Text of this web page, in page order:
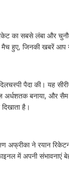
सबसे लंबा और
मैच हुए, जिनकी खबरें आप
पैदा की। यह
अर्धशतक बनाया, और
है।
ने रयान
में अपनी